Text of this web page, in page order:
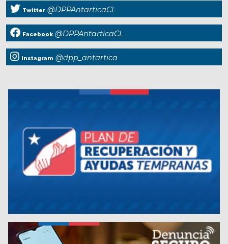
Twitter @DPPAntarticaCL
Facebook @DPPAntarticaCL
Instagram @dpp_antartica